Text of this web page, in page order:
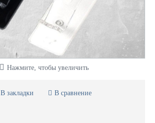
Нажмите, чтобы увеличить
В закладки В сравнение